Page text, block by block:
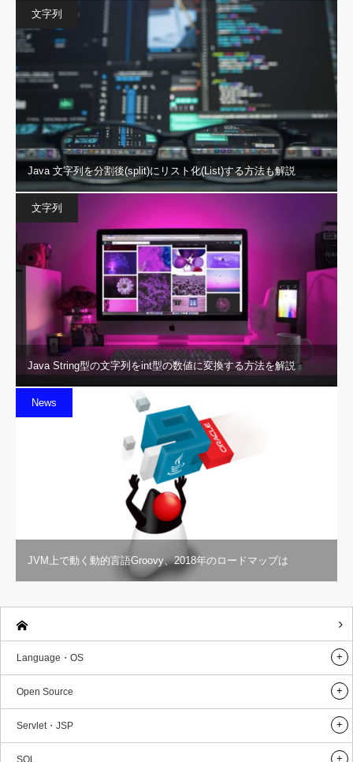
文字列
Java 文字列を分割後(split)にリスト化(List)する方法も解説
文字列
Java String型の文字列をint型の数値に変換する方法を解説
News
JVM上で動く動的言語Groovy、2018年のロードマップは
Language・OS
Open Source
Servlet・JSP
SQL